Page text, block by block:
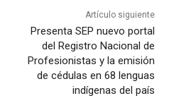
Artículo siguiente
Presenta SEP nuevo portal
del Registro Nacional de
Profesionistas y la emisión
de cédulas en 68 lenguas
indígenas del país